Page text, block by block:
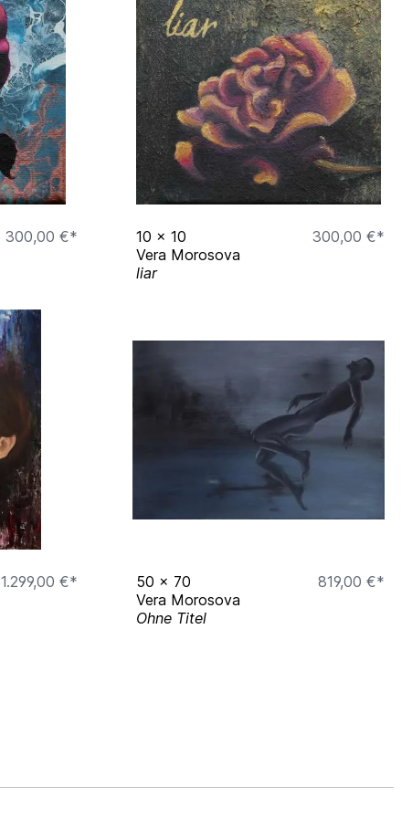
300,00 €*
10 x 10
300,00 €*
Vera Morosova
liar
1.299,00 €*
50 x 70
819,00 €*
Vera Morosova
Ohne Titel